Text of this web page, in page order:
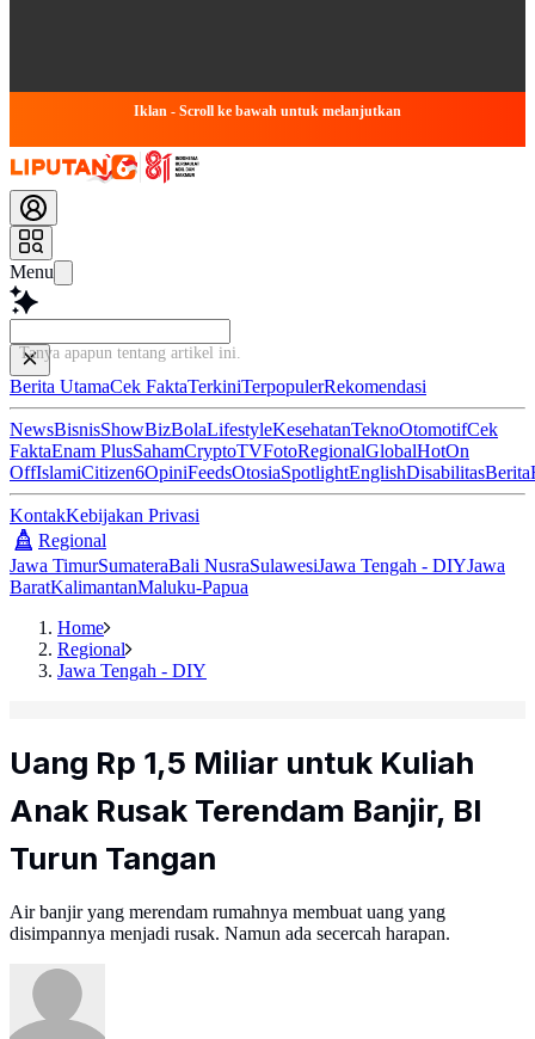
Iklan - Scroll ke bawah untuk melanjutkan
Menu
Tanya apapun tentang artikel ini...
Berita UtamaCek FaktaTerkiniTerpopulerRekomendasi
NewsBisnisShowBizBolaLifestyleKesehatanTeknoOtomotifCek
FaktaEnam PlusSahamCryptoTVFotoRegionalGlobalHotOn
OffIslamiCitizen6OpiniFeedsOtosiaSpotlightEnglishDisabilitasBerita
KontakKebijakan Privasi
Regional
Jawa TimurSumateraBali NusraSulawesiJawa Tengah - DIYJawa
BaratKalimantanMaluku-Papua
Home
Regional
Jawa Tengah - DIY
Uang Rp 1,5 Miliar untuk Kuliah
Anak Rusak Terendam Banjir, BI
Turun Tangan
Air banjir yang merendam rumahnya membuat uang yang
disimpannya menjadi rusak. Namun ada secercah harapan.